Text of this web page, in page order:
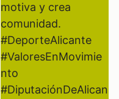
motiva y crea
comunidad.
#DeporteAlicante
#ValoresEnMovimie
nto
#DiputaciónDeAlican